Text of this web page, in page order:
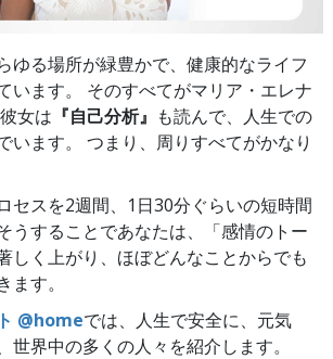
ゆる場所が緑豊かで、健康的なライフ
います。 そのすべてがマリア・エレナ
女は 『自己分析』 も読んで、人生での
います。 つまり、周りすべてがかなり
セスを2週間、1日30分ぐらいの短時間
うすることであなたは、「感情のトー
しく上がり、ほぼどんなことからでも
す。
@homeでは、人生で安全に、元気
世界中の多くの人々を紹介します。